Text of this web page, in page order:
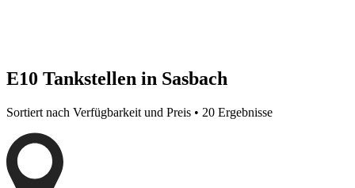
E10 Tankstellen in Sasbach
Sortiert nach Verfügbarkeit und Preis • 20 Ergebnisse